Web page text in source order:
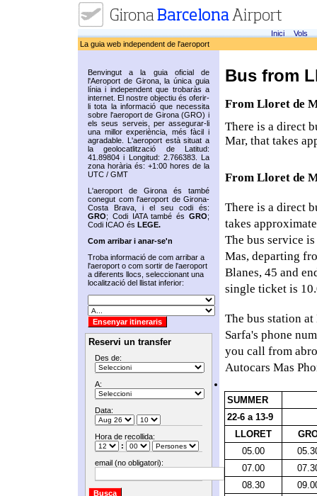
Inici
Vols
La guia web independent de l'aeroport
Benvingut a la guia oficial de
l'Aeroport de Girona, la única guia
línia i independent que trobaràs a
internet. El nostre objectiu és oferir-
li tota la informació que necessita
sobre l'aeroport de Girona (GRO) i
els seus serveis, per assegurar-li
una millor experiència, més fàcil i
agradable. L'aeroport està situat a
la geolocatlització de Latitud:
41.89804 i Longitud: 2.766383. La
zona horària és: +1:00 hores de la
UTC / GMT
L'aeroport de Girona és també
conegut com l'aeroport de Girona-
Costa Brava, i el seu codi és:
GRO; Codi IATA també és GRO;
Codi ICAO és LEGE.
Com arribar i anar-se'n
Troba informació de com arribar a
l'aeroport o com sortir de l'aeroport
a diferents llocs, seleccionant una
localització del llistat inferior:
Reservi un transfer
Des de:
A:
Data:
Hora de recollida:
:
email (no obligatori):
Bus from
From Lloret de
There is a direct
Mar, that takes
From Lloret de
There is a direct
takes
The bus service
Mas, departing
Blanes, 45 and
single ticket is
The bus station
Sarfa's phone
you call from
Autocars Mas
SUMMER
22-6 a 13-9
LLORET
05.00
07.00
08.30